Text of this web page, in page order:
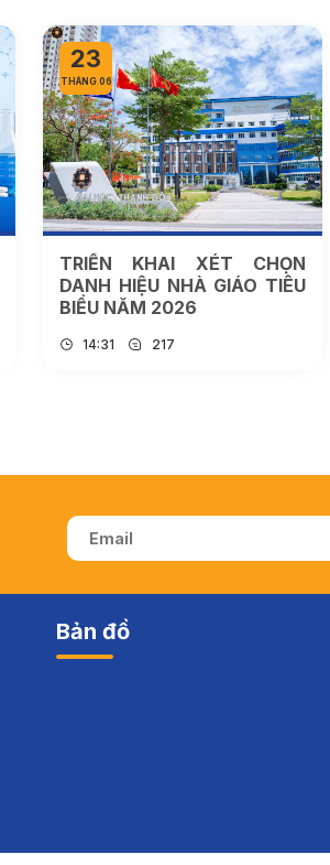
23
THÁNG 06
TRIỂN KHAI XÉT CHỌN
DANH HIỆU NHÀ GIÁO TIÊU
BIỂU NĂM 2026
14:31 217
Bản đồ